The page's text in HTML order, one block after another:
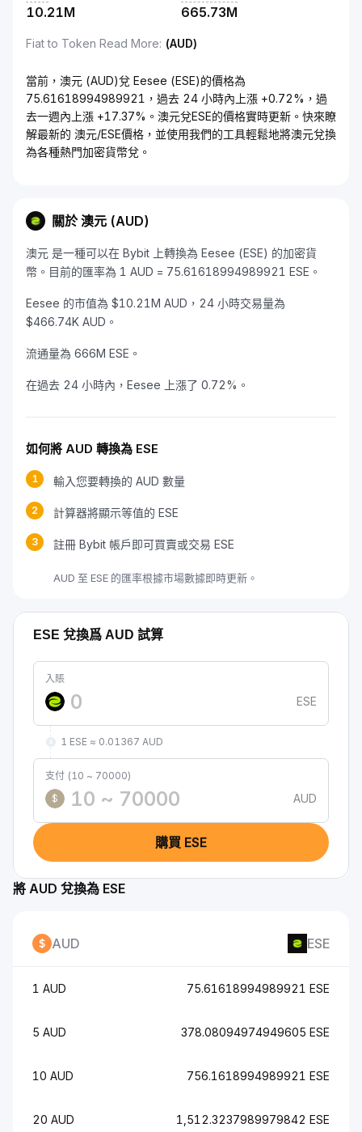
10.21M 665.73M
Fiat to Token Read More: (AUD)
當前，澳元 (AUD)兌 Eesee (ESE)的價格為
75.61618994989921，過去 24 小時內上漲 +0.72%，過
去一週內上漲 +17.37%。澳元兌ESE的價格實時更新。快來瞭
解最新的 澳元/ESE價格，並使用我們的工具輕鬆地將澳元兌換
為各種熱門加密貨幣兌。
關於 澳元 (AUD)
澳元 是一種可以在 Bybit 上轉換為 Eesee (ESE) 的加密貨
幣。目前的匯率為 1 AUD = 75.61618994989921 ESE。
Eesee 的市值為 $10.21M AUD，24 小時交易量為
$466.74K AUD。
流通量為 666M ESE。
在過去 24 小時內，Eesee 上漲了 0.72%。
如何將 AUD 轉換為 ESE
1 輸入您要轉換的 AUD 數量
2 計算器將顯示等值的 ESE
3 註冊 Bybit 帳戶即可買賣或交易 ESE
AUD 至 ESE 的匯率根據市場數據即時更新。
ESE 兌換爲 AUD 試算
入賬
ESE
1 ESE ≈ 0.01367 AUD
支付 (10 ~ 70000)
$
AUD
購買 ESE
將 AUD 兌換為 ESE
AUD ESE
1 AUD 75.61618994989921 ESE
5 AUD 378.08094974949605 ESE
10 AUD 756.1618994989921 ESE
20 AUD 1,512.3237989979842 ESE